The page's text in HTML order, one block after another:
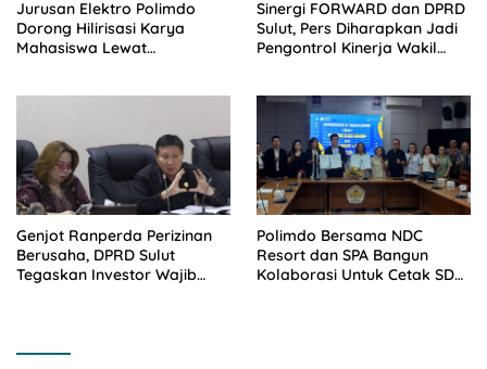
Jurusan Elektro Polimdo
Dorong Hilirisasi Karya
Mahasiswa Lewat
Sinergi FORWARD dan DPRD
Sulut, Pers Diharapkan Jadi
Pengontrol Kinerja Wakil
Genjot Ranperda Perizinan
Berusaha, DPRD Sulut
Tegaskan Investor Wajib
Polimdo Bersama NDC
Resort dan SPA Bangun
Kolaborasi Untuk Cetak SDM